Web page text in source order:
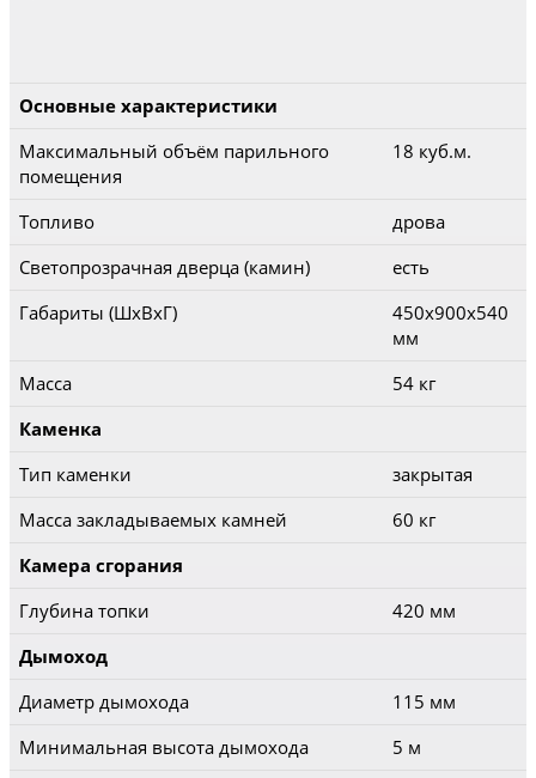
Основные характеристики
Максимальный объём парильного
помещения
18 куб.м.
Топливо
дрова
Светопрозрачная дверца (камин)
есть
Габариты (ШхВхГ)
450x900x540
мм
Масса
54 кг
Каменка
Тип каменки
закрытая
Масса закладываемых камней
60 кг
Камера сгорания
Глубина топки
420 мм
Дымоход
Диаметр дымохода
115 мм
Минимальная высота дымохода
5 м